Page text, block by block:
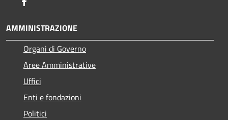
AMMINISTRAZIONE
Organi di Governo
Aree Amministrative
Uffici
Enti e fondazioni
Politici